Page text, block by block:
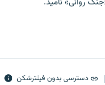
دسترسی بدون فیلترشکن